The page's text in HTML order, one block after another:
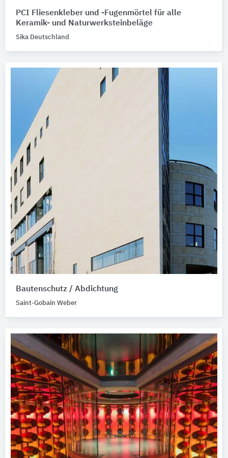
PCI Fliesenkleber und -Fugenmörtel für alle
Keramik- und Naturwerksteinbeläge
Sika Deutschland
Bautenschutz / Abdichtung
Saint-Gobain Weber